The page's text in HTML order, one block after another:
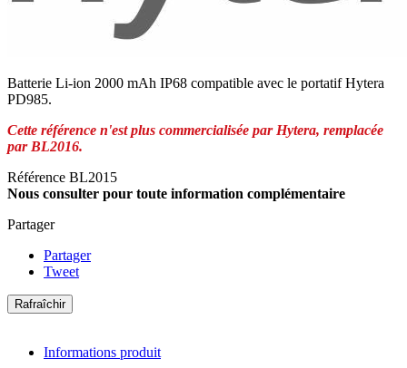
Batterie Li-ion 2000 mAh IP68 compatible avec le portatif Hytera
PD985.
Cette référence n'est plus commercialisée par Hytera, remplacée
par BL2016.
Référence BL2015
Nous consulter pour toute information complémentaire
Partager
Partager
Tweet
Informations produit